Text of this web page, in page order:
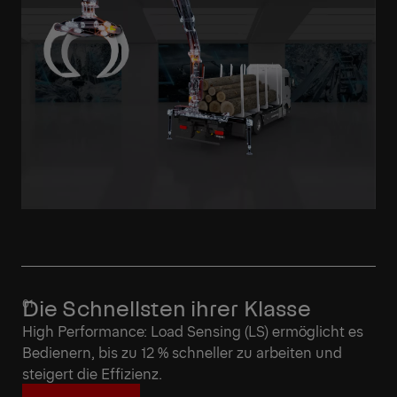
Die Schnellsten ihrer Klasse
High Performance: Load Sensing (LS) ermöglicht es
Bedienern, bis zu 12 % schneller zu arbeiten und
steigert die Effizienz.